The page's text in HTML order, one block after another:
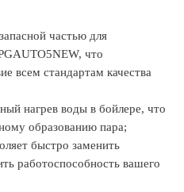
частью для
что
всем стандартам качества
нагрев воды в бойлере, что
образованию пара;
быстро заменить
работоспособность вашего